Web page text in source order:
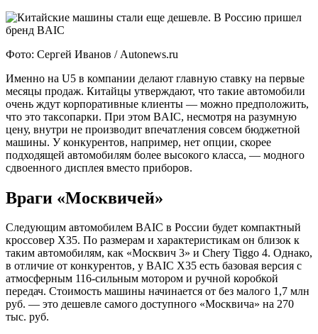
Фото: Сергей Иванов / Autonews.ru
Именно на U5 в компании делают главную ставку на первые
месяцы продаж. Китайцы утверждают, что такие автомобили
очень ждут корпоративные клиенты — можно предположить,
что это таксопарки. При этом BAIC, несмотря на разумную
цену, внутри не производит впечатления совсем бюджетной
машины. У конкурентов, например, нет опции, скорее
подходящей автомобилям более высокого класса, — модного
сдвоенного дисплея вместо приборов.
Враги «Москвичей»
Следующим автомобилем BAIC в России будет компактный
кроссовер X35. По размерам и характеристикам он близок к
таким автомобилям, как «Москвич 3» и Chery Tiggo 4. Однако,
в отличие от конкурентов, у BAIC X35 есть базовая версия с
атмосферным 116-сильным мотором и ручной коробкой
передач. Стоимость машины начинается от без малого 1,7 млн
руб. — это дешевле самого доступного «Москвича» на 270
тыс. руб.